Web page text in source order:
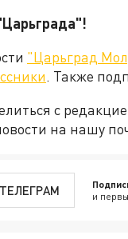
"Царьград
. Также
с
на нашу
ТЕЛЕГРАМ и